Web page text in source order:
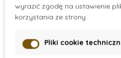
wyrazić zgodę na ustawienie
korzystania ze strony.
Pliki cookie